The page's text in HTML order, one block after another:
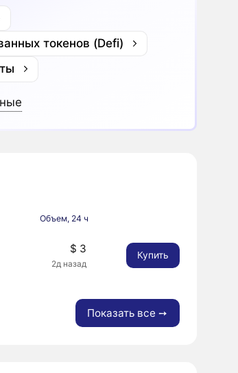
токенов (Defi)
Объем, 24 ч
$ 3
2д назад
Купить
Показать все ➙